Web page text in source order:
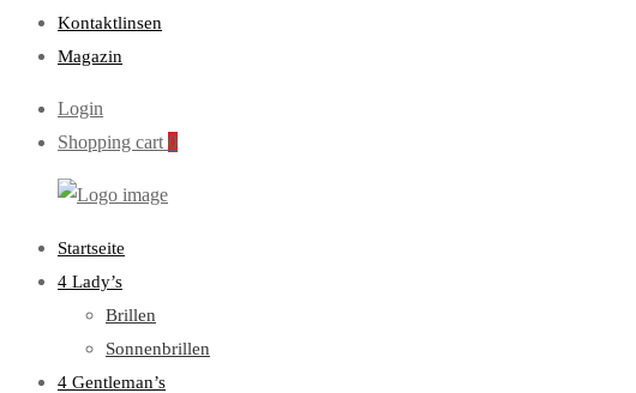
Kontaktlinsen
Magazin
Login
Shopping cart 0
Primary
Menu
Startseite
4 Lady’s
Brillen
Sonnenbrillen
4 Gentleman’s